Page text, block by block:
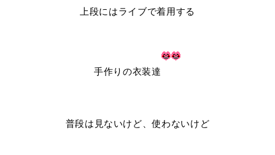
上段にはライブで着用する
手作りの衣装達
普段は見ないけど、使わないけど